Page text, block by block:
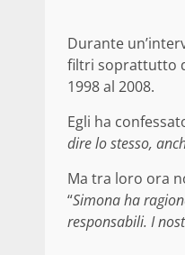
Durante
filtri soprattutto
1998 al 2008.
Egli ha
dire lo stesso,
Ma tra loro ora
“Simona ha
responsabili. I